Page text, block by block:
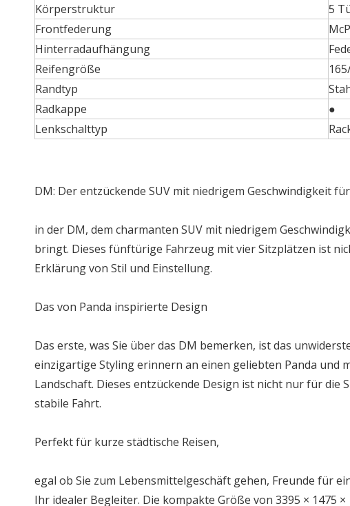
Körperstruktur
5
Frontfederung
Hinterradaufhängung
Reifengröße
Randtyp
Radkappe
●
Lenkschalttyp
DM: Der entzückende SUV mit niedrigem Geschwindigkeit
in der DM, dem charmanten SUV mit niedrigem
bringt. Dieses fünftürige Fahrzeug mit vier Sitzplätzen ist
Erklärung von Stil und Einstellung.
Das von Panda inspirierte Design
Das erste, was Sie über das DM bemerken, ist das
einzigartige Styling erinnern an einen geliebten Panda und
Landschaft. Dieses entzückende Design ist nicht nur für
stabile Fahrt.
Perfekt für kurze städtische Reisen,
egal ob Sie zum Lebensmittelgeschäft gehen, Freunde für
Ihr idealer Begleiter. Die kompakte Größe von 3395 × 1475